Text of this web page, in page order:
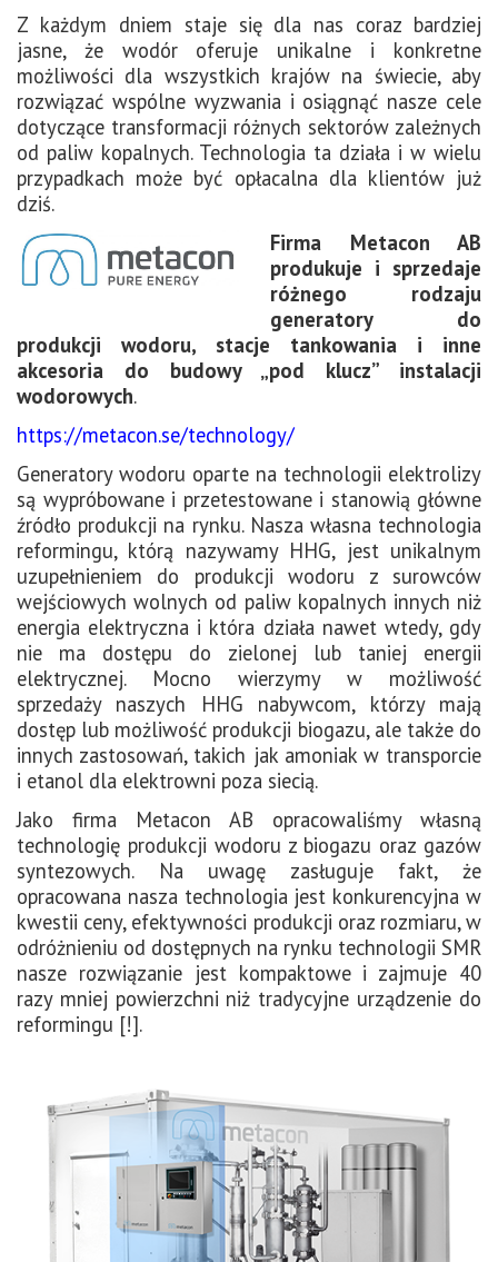
Z każdym dniem staje się dla nas coraz bardziej
jasne, że wodór oferuje unikalne i konkretne
możliwości dla wszystkich krajów na świecie, aby
rozwiązać wspólne wyzwania i osiągnąć nasze cele
dotyczące transformacji różnych sektorów zależnych
od paliw kopalnych. Technologia ta działa i w wielu
przypadkach może być opłacalna dla klientów już
dziś.
Firma Metacon AB
produkuje i sprzedaje
różnego rodzaju
generatory do
produkcji wodoru, stacje tankowania i inne
akcesoria do budowy „pod klucz” instalacji
wodorowych.
https://metacon.se/technology/
Generatory wodoru oparte na technologii elektrolizy
są wypróbowane i przetestowane i stanowią główne
źródło produkcji na rynku. Nasza własna technologia
reformingu, którą nazywamy HHG, jest unikalnym
uzupełnieniem do produkcji wodoru z surowców
wejściowych wolnych od paliw kopalnych innych niż
energia elektryczna i która działa nawet wtedy, gdy
nie ma dostępu do zielonej lub taniej energii
elektrycznej. Mocno wierzymy w możliwość
sprzedaży naszych HHG nabywcom, którzy mają
dostęp lub możliwość produkcji biogazu, ale także do
innych zastosowań, takich jak amoniak w transporcie
i etanol dla elektrowni poza siecią.
Jako firma Metacon AB opracowaliśmy własną
technologię produkcji wodoru z biogazu oraz gazów
syntezowych. Na uwagę zasługuje fakt, że
opracowana nasza technologia jest konkurencyjna w
kwestii ceny, efektywności produkcji oraz rozmiaru, w
odróżnieniu od dostępnych na rynku technologii SMR
nasze rozwiązanie jest kompaktowe i zajmuje 40
razy mniej powierzchni niż tradycyjne urządzenie do
reformingu [!].